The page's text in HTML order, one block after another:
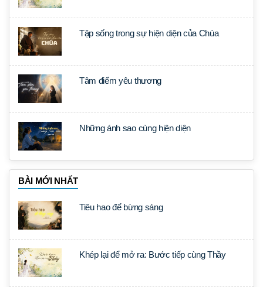
Tập sống trong sự hiện diện của Chúa
Tâm điểm yêu thương
Những ánh sao cùng hiện diện
BÀI MỚI NHẤT
Tiêu hao để bừng sáng
Khép lại để mở ra: Bước tiếp cùng Thầy